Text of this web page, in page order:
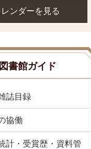
レンダーを見る
図書館ガイド
誌目録
協働
計・受賞歴・資料管